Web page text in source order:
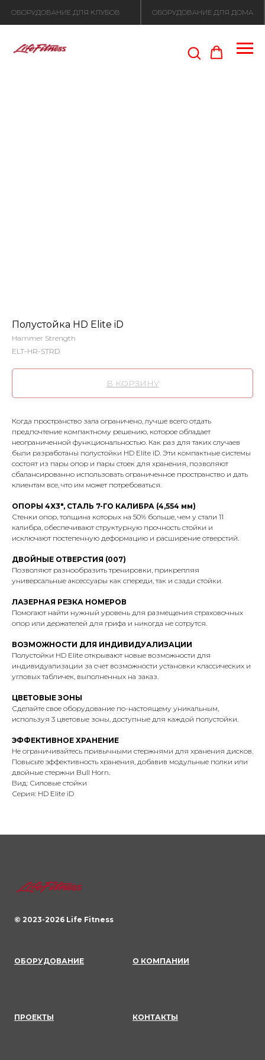
Полустойка HD Elite iD
Hammer Strength
ELT-HR-STRD
В КОРЗИНУ
Когда пространство зала ограничено, лучше всего отдать
предпочтение компактному решению, которое обладает
неограниченной функциональностью. Как раз для таких случаев
были разработаны полустойки HD Elite iD. Эти компактные системы
состоят из пары опор и пары стоек для хранения, позволяют
сбалансированно использовать ограниченное пространство и дать
клиентам все, что им может потребоваться.
ОПОРЫ 4X3", СТАЛЬ 7-ГО КАЛИБРА (4,554 мм)
Стенки опор, толщина которых на 50% больше, чем у стали 11
калибра, обеспечивают структурную прочность стойки и
исключают постепенную деформацию и расширение отверстий.
ДВОЙНЫЕ ОТВЕРСТИЯ (007)
Позволяют разнообразить тренировки, прикрепляя
универсальные аксессуары как спереди, так и сзади стойки.
ЛАЗЕРНАЯ РЕЗКА НОМЕРОВ
Помогают найти нужный уровень для размещения страховочных
опор или держателей для грифа и никогда не сотрутся.
ВОЗМОЖНОСТИ ДЛЯ ИНДИВИДУАЛИЗАЦИИ
Полустойки HD Elite открывают новые возможности для
индивидуализации за счет возможности установки классических и
угловых табличек, выполненных на заказ.
ЦВЕТОВЫЕ ЗОНЫ
Сделайте свое оборудование по-настоящему уникальным,
используя 3 цветовые зоны, доступные для каждой полустойки.
ЭФФЕКТИВНОЕ ХРАНЕНИЕ
Не ограничивайтесь привычными стержнями для хранения дисков.
Повысьте эффективность хранения, добавив модульные полки или
двойные стержни Bull Horn.
Вид: Силовые стойки
Серия: HD Elite iD
© 2023-2026 Life Fitness
ОБОРУДОВАНИЕ О КОМПАНИИ
ПРОЕКТЫ КОНТАКТЫ